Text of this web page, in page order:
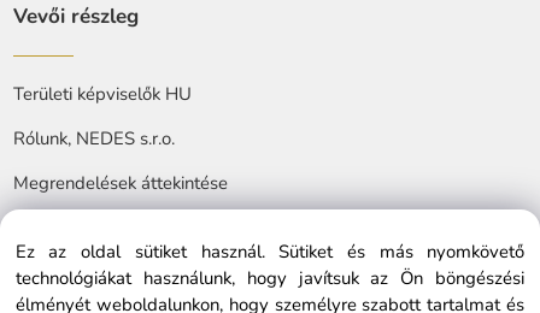
Vevői részleg
Területi képviselők HU
Rólunk, NEDES s.r.o.
Megrendelések áttekintése
Ez az oldal sütiket használ. Sütiket és más nyomkövető
technológiákat használunk, hogy javítsuk az Ön böngészési
élményét weboldalunkon, hogy személyre szabott tartalmat és